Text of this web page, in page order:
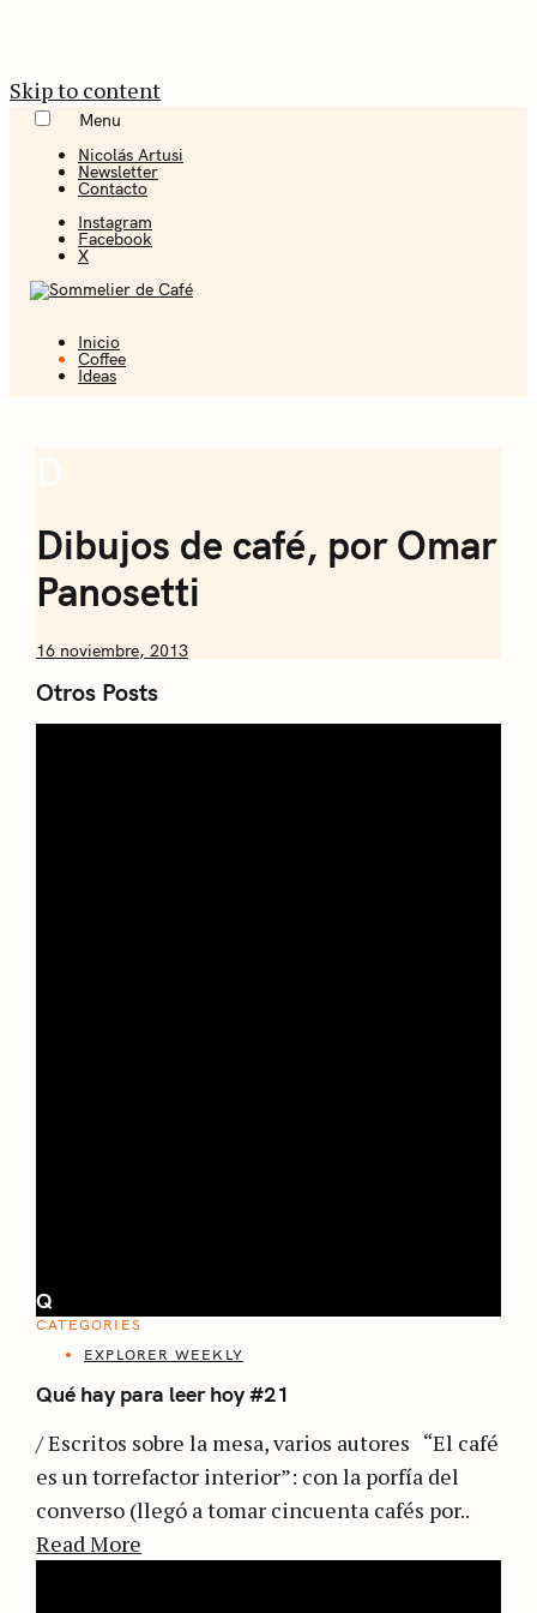
Skip to content
Menu
Nicolás Artusi
Newsletter
Contacto
Instagram
Facebook
X
Coffee + Ideas
Inicio
Coffee
Ideas
Dibujos de café, por Omar
Panosetti
by
Artusi
16 noviembre, 2013
Otros Posts
Q
CATEGORIES
EXPLORER WEEKLY
Qué hay para leer hoy #21
/ Escritos sobre la mesa, varios autores “El café
es un torrefactor interior”: con la porfía del
converso (llegó a tomar cincuenta cafés por..
Read More